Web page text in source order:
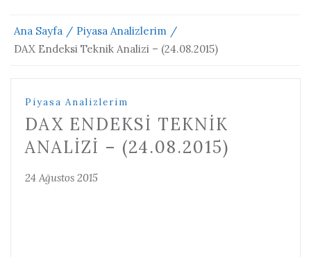
Ana Sayfa
Piyasa Analizlerim
DAX Endeksi Teknik Analizi – (24.08.2015)
Piyasa Analizlerim
DAX ENDEKSI TEKNIK
ANALIZI – (24.08.2015)
24 Ağustos 2015